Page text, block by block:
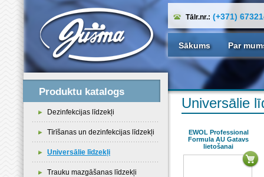
Tālr.nr.: (+371)
Sākums Par
Produktu katalogs
Dezinfekcijas līdzekļi
Tīrīšanas un dezinfekcijas līdzekļi
Universālie līdzekļi
Trauku mazgāšanas līdzekļi
Universālie
EWOL Professional
Formula AU Gatavs
lietošanai